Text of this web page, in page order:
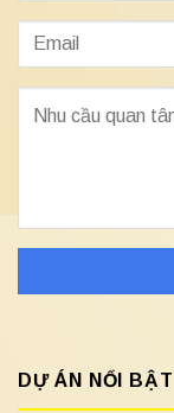
DỰ ÁN NỔI BẬT